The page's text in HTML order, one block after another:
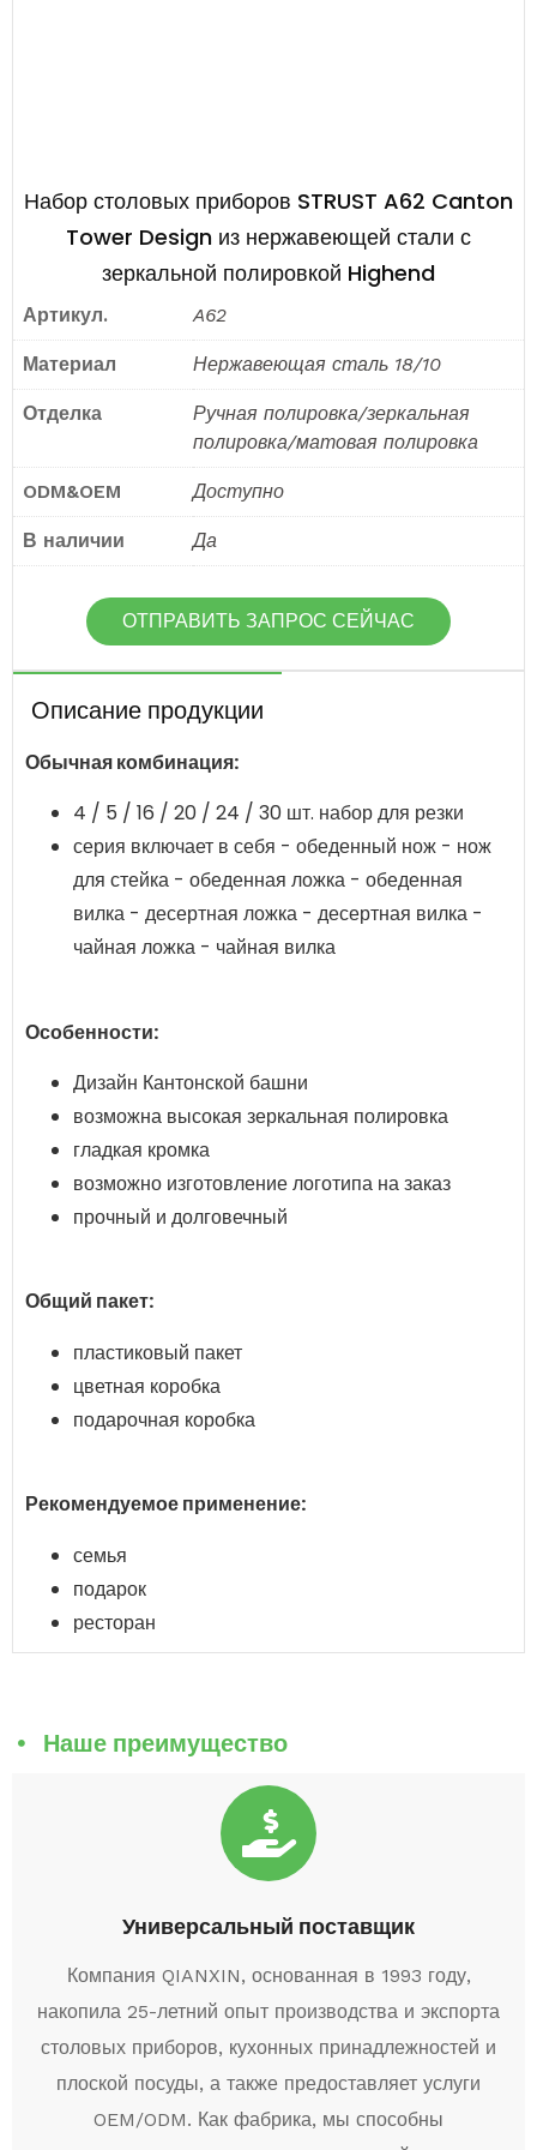
Набор столовых приборов STRUST A62 Canton
Tower Design из нержавеющей стали с
зеркальной полировкой Highend
Артикул. A62
Материал Нержавеющая сталь 18/10
Отделка
Ручная полировка/зеркальная
полировка/матовая полировка
ODM&OEM Доступно
В наличии Да
ОТПРАВИТЬ ЗАПРОС СЕЙЧАС
Описание продукции
Обычная комбинация:
4 / 5 / 16 / 20 / 24 / 30 шт. набор для резки
серия включает в себя - обеденный нож - нож
для стейка - обеденная ложка - обеденная
вилка - десертная ложка - десертная вилка -
чайная ложка - чайная вилка
Особенности:
Дизайн Кантонской башни
возможна высокая зеркальная полировка
гладкая кромка
возможно изготовление логотипа на заказ
прочный и долговечный
Общий пакет:
пластиковый пакет
цветная коробка
подарочная коробка
Рекомендуемое применение:
семья
подарок
ресторан
Наше преимущество
Универсальный поставщик
Компания QIANXIN, основанная в 1993 году,
накопила 25-летний опыт производства и экспорта
столовых приборов, кухонных принадлежностей и
плоской посуды, а также предоставляет услуги
OEM/ODM. Как фабрика, мы способны